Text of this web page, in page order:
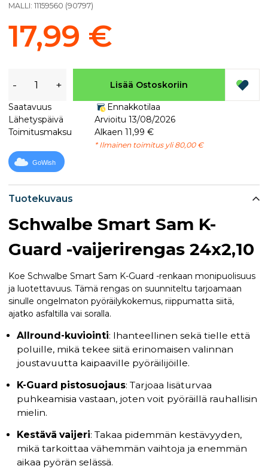
Tuotekuvaus
Schwalbe Smart Sam K-
Guard -vaijerirengas 24x2,10
Koe Schwalbe Smart Sam K-Guard -renkaan monipuolisuus
ja luotettavuus. Tämä rengas on suunniteltu tarjoamaan
sinulle ongelmaton pyöräilykokemus, riippumatta siitä,
ajatko asfaltilla vai soralla.
Allround-kuviointi: Ihanteellinen sekä tielle että
poluille, mikä tekee siitä erinomaisen valinnan
joustavuutta kaipaaville pyöräilijöille.
K-Guard pistosuojaus: Tarjoaa lisäturvaa
puhkeamisia vastaan, joten voit pyöräillä rauhallisin
mielin.
Kestävä vaijeri: Takaa pidemmän kestävyyden,
mikä tarkoittaa vähemmän vaihtoja ja enemmän
aikaa pyörän selässä.
MALLI: 11159560 (90797)
17,99 €
- + Lisää Ostoskoriin
Saatavuus
Ennakkotilaa
Lähetyspäivä
Arvioitu 13/08/2026
Toimitusmaksu
Alkaen 11,99 €
* Ilmainen toimitus yli 80,00 €
GoWish